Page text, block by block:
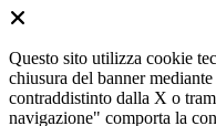
Questo sito utilizza cookie
chiusura del banner
contraddistinto dalla X o
navigazione" comporta la